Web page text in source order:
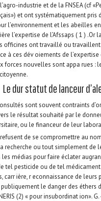
industrie et de la FNSEA (cf
et ont systématiquement pris
l’environnement et les abeilles
l’expertise de l’Afssaps ( 1 ) .Or
officines ont travaillé ou
à ces dév oiements de
forces nouvelles sont appa rues :
Le dur statut de lanceur
sont souvent contraints
le résultat souhaité par le
ou le financeur de leur
de se compromettre au
recherche ou tout simplement de
médias pour faire éclater
tel pesticide ou de tel
carr ière, r econnaissance de leurs
le danger des éthers
(2) « pour insubordinat ion». G.